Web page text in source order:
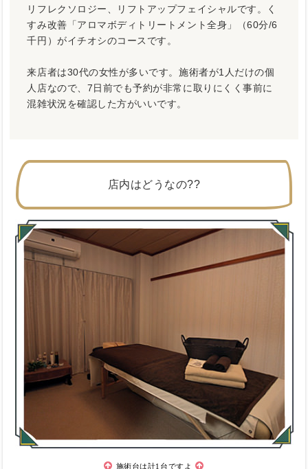
リフレクソロジー、リフトアップフェイシャルです。く
すみ改善「アロマボディトリートメント全身」（60分/6
千円）がイチオシのコースです。
来店者は30代の女性が多いです。施術者が1人だけの個
人店なので、7日前でも予約が非常に取りにくく事前に
混雑状況を確認した方がいいです。
店内はどうなの??
施術台は計1台ですよ